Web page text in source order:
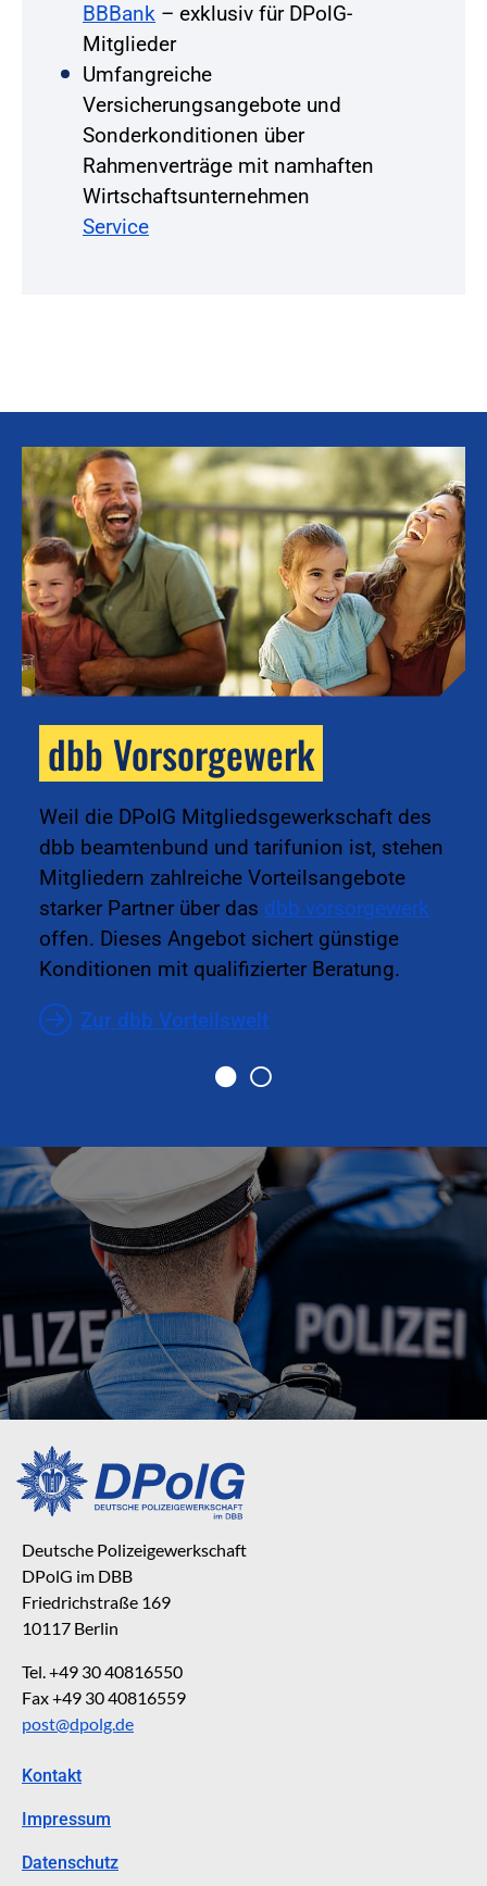
BBBank – exklusiv für DPolG-
Mitglieder
Umfangreiche
Versicherungsangebote und
Sonderkonditionen über
Rahmenverträge mit namhaften
Wirtschaftsunternehmen
Service
dbb Vorsorgewerk
Weil die DPolG Mitgliedsgewerkschaft des
dbb beamtenbund und tarifunion ist, stehen
Mitgliedern zahlreiche Vorteilsangebote
starker Partner über das dbb vorsorgewerk
offen. Dieses Angebot sichert günstige
Konditionen mit qualifizierter Beratung.
Zur dbb Vorteilswelt
Deutsche Polizeigewerkschaft
DPolG im DBB
Friedrichstraße 169
10117 Berlin
Tel. +49 30 40816550
Fax +49 30 40816559
post@dpolg.de
Kontakt
Impressum
Datenschutz